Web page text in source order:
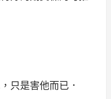
只是害他而已．